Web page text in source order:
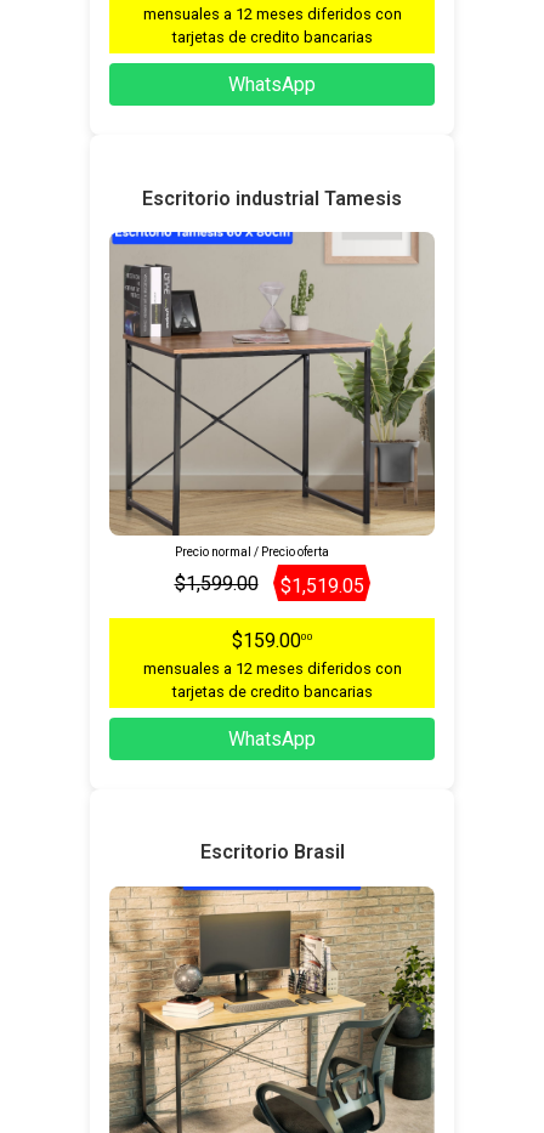
mensuales a 12 meses diferidos con
tarjetas de credito bancarias
WhatsApp
Escritorio industrial Tamesis
Precio normal / Precio oferta
$1,599.00 $1,519.05
$159.0000
mensuales a 12 meses diferidos con
tarjetas de credito bancarias
WhatsApp
Escritorio Brasil